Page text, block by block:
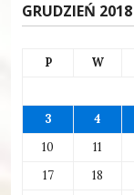
GRUDZIEŃ 2018
P W
3
4
10
11
17
18